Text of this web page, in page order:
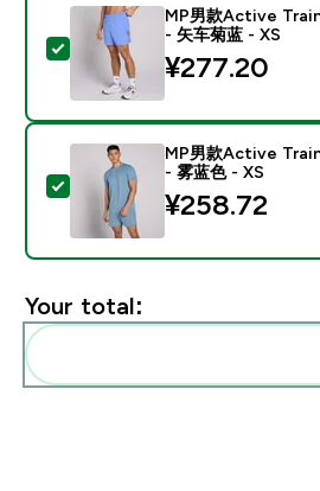
Select this product - MP男
MP男款Active
- 矢车菊蓝 - XS
¥277.20‎
Select this product - MP男
MP男款Active
- 雾蓝色 - XS
¥258.72‎
Your total: